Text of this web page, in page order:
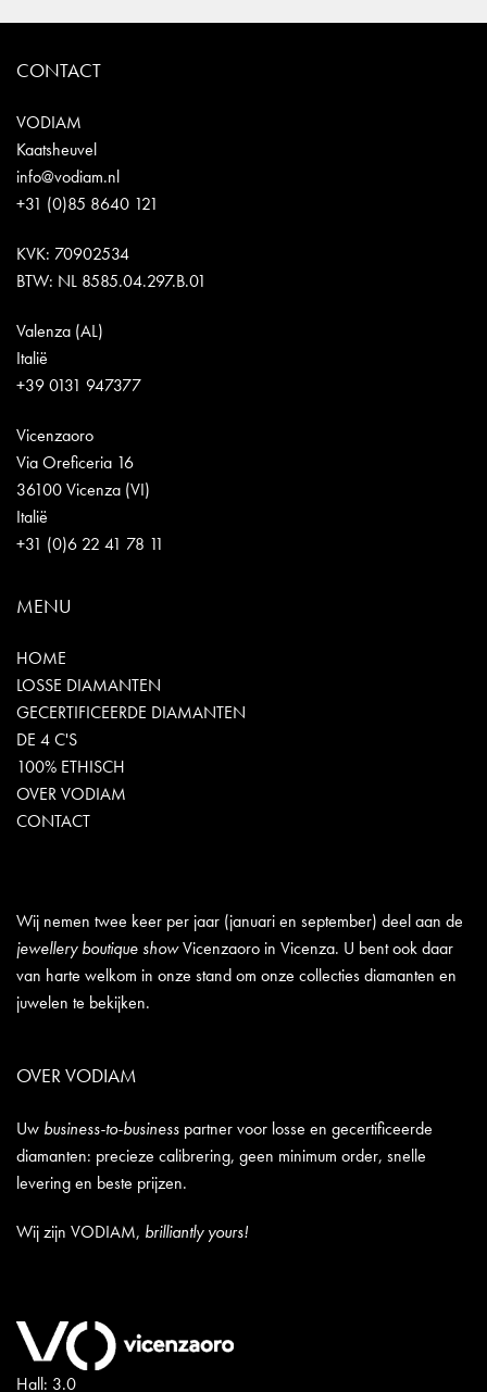
CONTACT
VODIAM
Kaatsheuvel
info@vodiam.nl
+31 (0)85 8640 121
KVK: 70902534
BTW: NL 8585.04.297.B.01
Valenza (AL)
Italië
+39 0131 947377
Vicenzaoro
Via Oreficeria 16
36100 Vicenza (VI)
Italië
+31 (0)6 22 41 78 11
MENU
HOME
LOSSE DIAMANTEN
GECERTIFICEERDE DIAMANTEN
DE 4 C'S
100% ETHISCH
OVER VODIAM
CONTACT
Wij nemen twee keer per jaar (januari en september) deel aan de
jewellery boutique showVicenzaoro in Vicenza. U bent ook daar
van harte welkom in onze stand om onze collecties diamanten en
juwelen te bekijken.
OVER VODIAM
Uw business-to-business partner voor losse en gecertificeerde
diamanten: precieze calibrering, geen minimum order, snelle
levering en beste prijzen.
Wij zijn VODIAM, brilliantly yours!
Hall: 3.0